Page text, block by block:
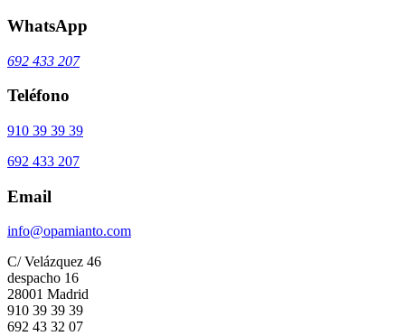
WhatsApp
692 433 207
Teléfono
910 39 39 39
692 433 207
Email
info@opamianto.com
C/ Velázquez 46
despacho 16
28001 Madrid
910 39 39 39
692 43 32 07